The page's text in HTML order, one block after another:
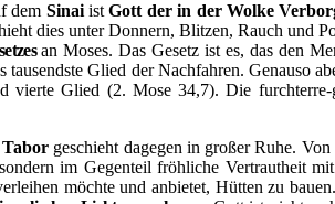
dem Sinai istGott der in der Wolke
dies unter Donnern, Blitzen, Rauch und
an Moses. Das Gesetz ist es, das den
Glied der Nachfahren. Genauso
vierte Glied (2. Mose 34,7). Die furchterre-
Tabor geschieht dagegen in großer Ruhe.
im Gegenteil fröh­liche Vertrautheit
möchte und anbietet, Hütten zu